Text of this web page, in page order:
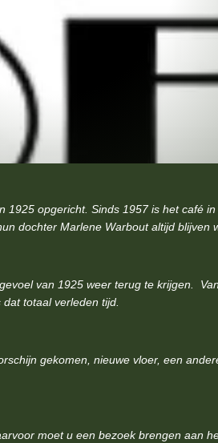
opgericht. Sinds 1957 is het café
dochter Marlene Warbout altijd blijven
van 1925 weer terug te krijgen.
totaal verleden tijd.
gekomen, nieuwe vloer, een
moet u een bezoek brengen aan